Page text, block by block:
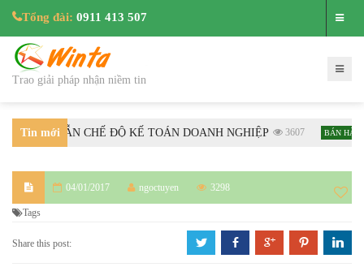
Tổng đài: 0911 413 507
Trao giải pháp nhận niềm tin
Tin mớiDẪN CHẾ ĐỘ KẾ TOÁN DOANH NGHIỆP 3607 BÁN HÀNG
04/01/2017 ngoctuyen 3298
Tags
Share this post: a b c d j